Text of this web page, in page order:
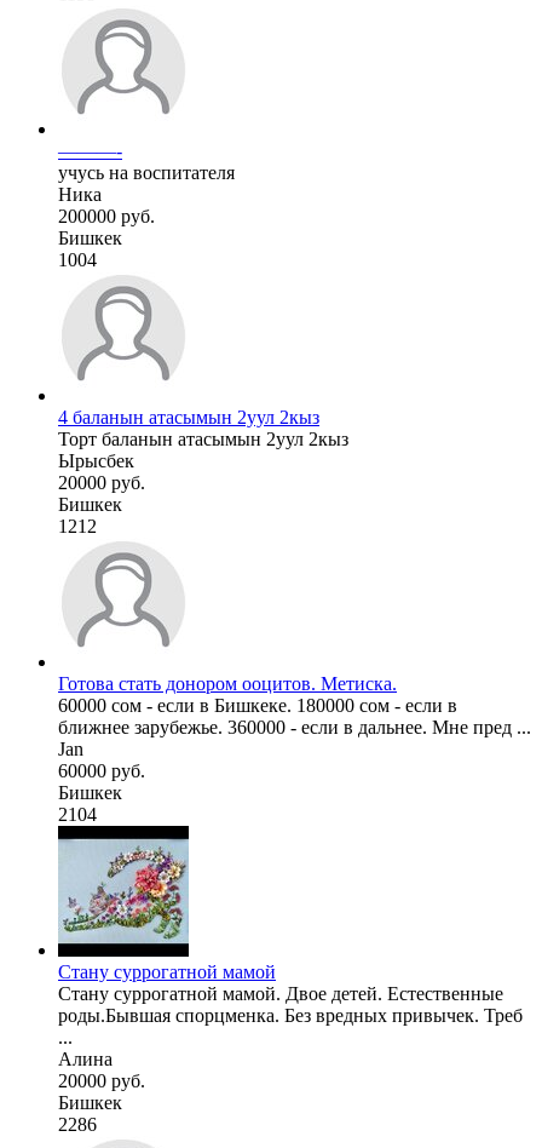
———-
учусь на воспитателя
Ника
200000 руб.
Бишкек
1004
4 баланын атасымын 2уул 2кыз
Торт баланын атасымын 2уул 2кыз
Ырысбек
20000 руб.
Бишкек
1212
Готова стать донором ооцитов. Метиска.
60000 сом - если в Бишкеке. 180000 сом - если в
ближнее зарубежье. 360000 - если в дальнее. Мне пред ...
Jan
60000 руб.
Бишкек
2104
Стану суррогатной мамой
Стану суррогатной мамой. Двое детей. Естественные
роды.Бывшая спорцменка. Без вредных привычек. Треб
...
Алина
20000 руб.
Бишкек
2286